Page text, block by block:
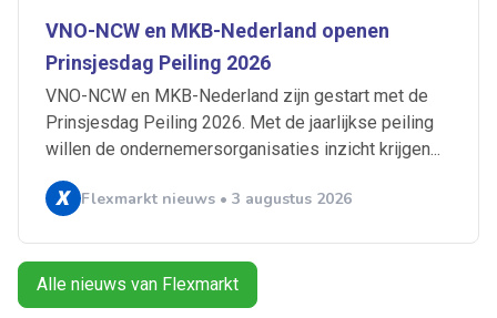
VNO-NCW en MKB-Nederland openen
Prinsjesdag Peiling 2026
VNO-NCW en MKB-Nederland zijn gestart met de
Prinsjesdag Peiling 2026. Met de jaarlijkse peiling
willen de ondernemersorganisaties inzicht krijgen...
Flexmarkt nieuws • 3 augustus 2026
Alle nieuws van Flexmarkt
Alerts ontvangen
Artikelen zoeken
Alles
Doorzaam
Flexmarkt Flexnieuws
NBBU
Normering Arbeid
ZiPconomy